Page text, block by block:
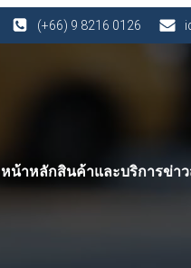
(+66) 9 8216 0126
หน้าหลักสินค้าและบริการข่า